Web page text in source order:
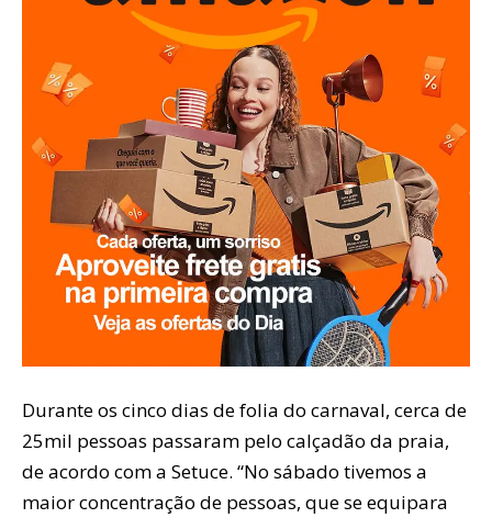
Durante os cinco dias de folia do carnaval, cerca de
25mil pessoas passaram pelo calçadão da praia,
de acordo com a Setuce. “No sábado tivemos a
maior concentração de pessoas, que se equipara